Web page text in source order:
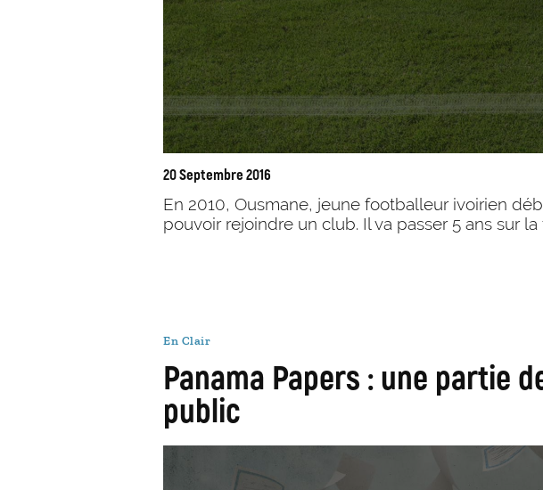
20 Septembre 2016
En 2010, Ousmane, jeune footballeur ivoirien
pouvoir rejoindre un club. Il va passer 5 ans sur la
En Clair
Panama Papers : une partie
public